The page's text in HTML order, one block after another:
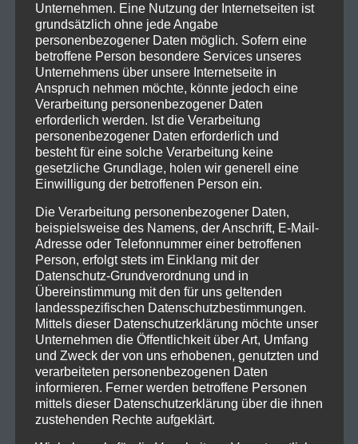
2022_09_01_Existance_DerHirs
ch_Nürnberg_Livesound-6
Unternehmen. Eine Nutzung der Internetseiten ist
grundsätzlich ohne jede Angabe
personenbezogener Daten möglich. Sofern eine
betroffene Person besondere Services unseres
Unternehmens über unsere Internetseite in
Anspruch nehmen möchte, könnte jedoch eine
Verarbeitung personenbezogener Daten
erforderlich werden. Ist die Verarbeitung
personenbezogener Daten erforderlich und
besteht für eine solche Verarbeitung keine
gesetzliche Grundlage, holen wir generell eine
Einwilligung der betroffenen Person ein.
Die Verarbeitung personenbezogener Daten,
beispielsweise des Namens, der Anschrift, E-Mail-
Adresse oder Telefonnummer einer betroffenen
Person, erfolgt stets im Einklang mit der
Datenschutz-Grundverordnung und in
Übereinstimmung mit den für uns geltenden
landesspezifischen Datenschutzbestimmungen.
Mittels dieser Datenschutzerklärung möchte unser
Unternehmen die Öffentlichkeit über Art, Umfang
und Zweck der von uns erhobenen, genutzten und
verarbeiteten personenbezogenen Daten
informieren. Ferner werden betroffene Personen
mittels dieser Datenschutzerklärung über die ihnen
zustehenden Rechte aufgeklärt.